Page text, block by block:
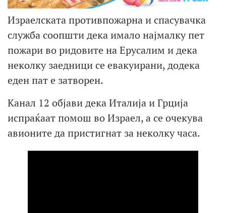
Израелската противпожарна и спасувачка
служба соопшти дека имало најмалку пет
пожари во ридовите на Ерусалим и дека
неколку заедници се евакуирани, додека
еден пат е затворен.
Канал 12 објави дека Италија и Грција
испраќаат помош во Израел, а се очекува
авионите да пристигнат за неколку часа.